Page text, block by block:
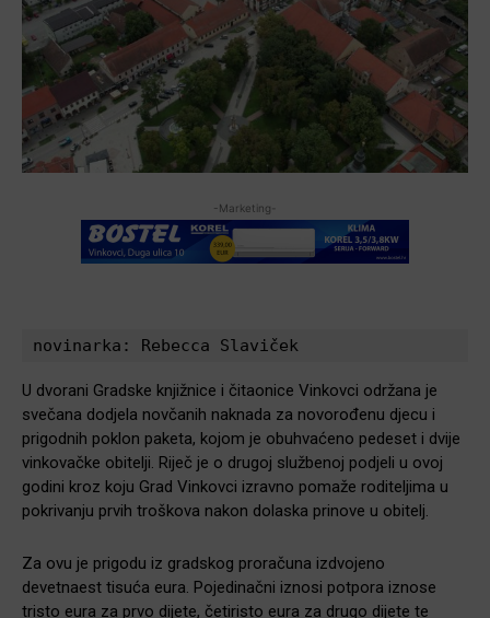
-Marketing-
novinarka: Rebecca Slaviček
U dvorani Gradske knjižnice i čitaonice Vinkovci održana je
svečana dodjela novčanih naknada za novorođenu djecu i
prigodnih poklon paketa, kojom je obuhvaćeno pedeset i dvije
vinkovačke obitelji. Riječ je o drugoj službenoj podjeli u ovoj
godini kroz koju Grad Vinkovci izravno pomaže roditeljima u
pokrivanju prvih troškova nakon dolaska prinove u obitelj.
Za ovu je prigodu iz gradskog proračuna izdvojeno
devetnaest tisuća eura. Pojedinačni iznosi potpora iznose
tristo eura za prvo dijete, četiristo eura za drugo dijete te